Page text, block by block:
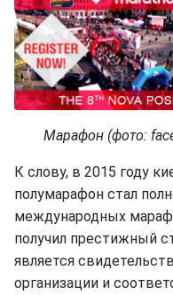
Марафон (фото:
К слову, в 2015 году
полумарафон стал
международных
получил престижный
является
организации и